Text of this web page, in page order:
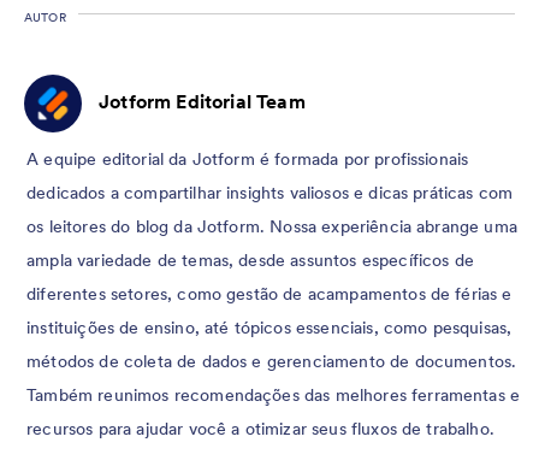
AUTOR
Jotform Editorial Team
A equipe editorial da Jotform é formada por profissionais
dedicados a compartilhar insights valiosos e dicas práticas com
os leitores do blog da Jotform. Nossa experiência abrange uma
ampla variedade de temas, desde assuntos específicos de
diferentes setores, como gestão de acampamentos de férias e
instituições de ensino, até tópicos essenciais, como pesquisas,
métodos de coleta de dados e gerenciamento de documentos.
Também reunimos recomendações das melhores ferramentas e
recursos para ajudar você a otimizar seus fluxos de trabalho.